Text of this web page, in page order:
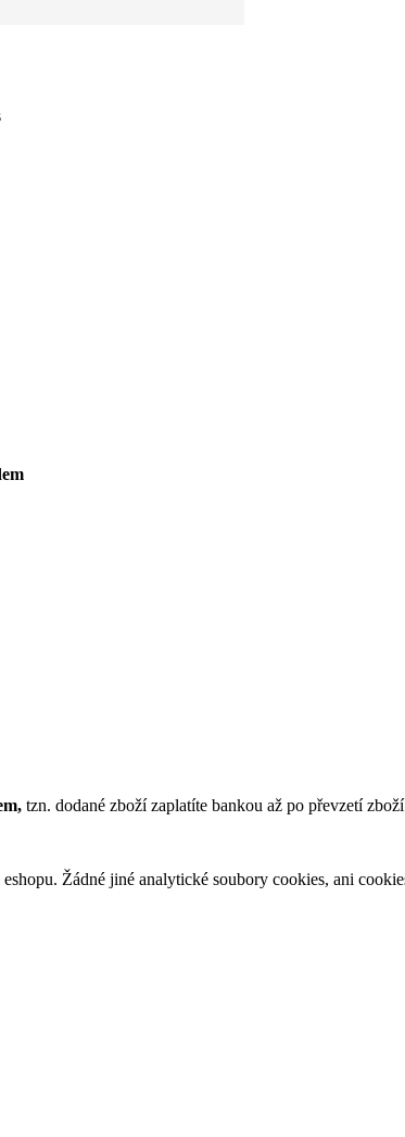
tzn. dodané zboží zaplatíte bankou až po převzetí
Žádné jiné analytické soubory cookies, ani